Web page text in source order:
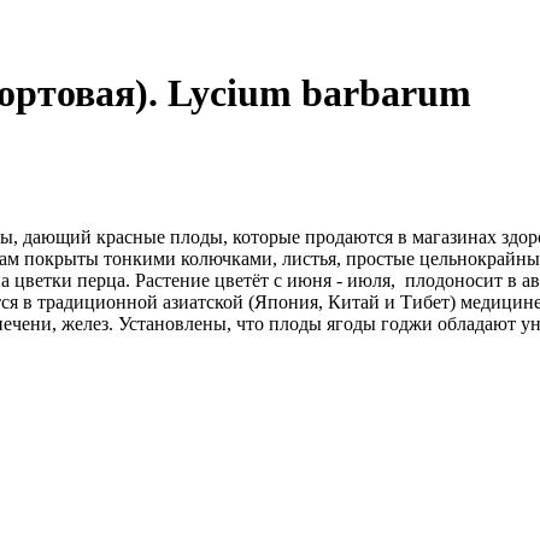
Lycium barbarum
красные плоды, которые продаются в магазинах
покрыты тонкими колючками, листья, простые
перца. Растение цветёт с июня - июля, плодоносит в
в традиционной азиатской (Япония, Китай и Тибет)
желез. Установлены, что плоды ягоды годжи обладают